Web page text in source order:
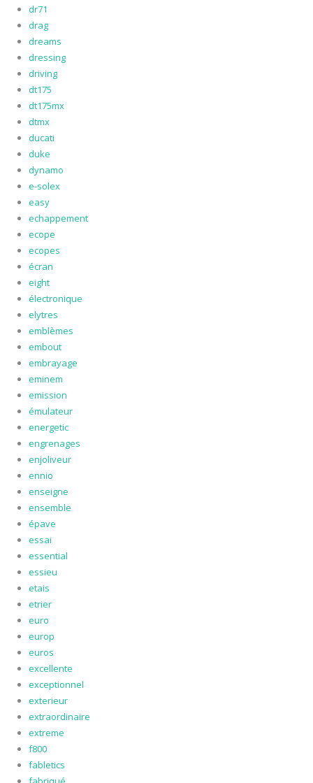
dr71
drag
dreams
dressing
driving
dt175
dt175mx
dtmx
ducati
duke
dynamo
e-solex
easy
echappement
ecope
ecopes
écran
eight
électronique
elytres
emblèmes
embout
embrayage
eminem
emission
émulateur
energetic
engrenages
enjoliveur
ennio
enseigne
ensemble
épave
essai
essential
essieu
etais
etrier
euro
europ
euros
excellente
exceptionnel
exterieur
extraordinaire
extreme
f800
fabletics